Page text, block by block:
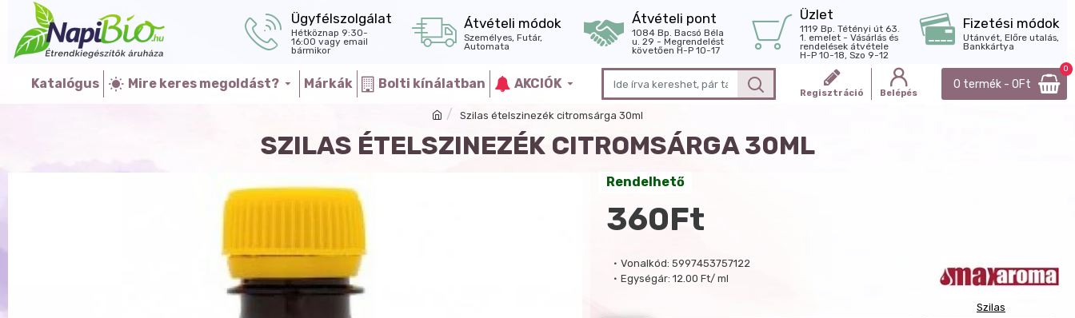
Ügyfélszolgálat
Hétköznap 9:30-
16:00 vagy email
bármikor
Átvételi módok
Személyes, Futár,
Automata
Átvételi pont
1084 Bp. Bacsó Béla
u. 29 - Megrendelést
követően H-P 10-17
Üzlet
1119 Bp. Tétényi út 63.
1. emelet - Vásárlás és
rendelések átvétele
H-P 10-18, Szo 9-12
Fizetési módok
Utánvét, Előre utalás,
Bankkártya
Katalógus Mire keres megoldást? Márkák Bolti kínálatban AKCIÓK
Regisztráció Belépés
0 termék - 0Ft
0
Szilas ételszinezék citromsárga 30ml
SZILAS ÉTELSZINEZÉK CITROMSÁRGA 30ML
Vonalkód: 5997453757122
Egységár: 12.00 Ft/ ml
Szilas
Rendelhető
360Ft